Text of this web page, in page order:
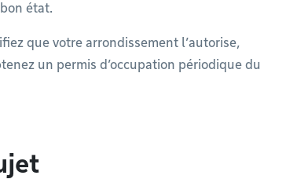
état.
que votre arrondissement l’autorise,
un permis d’occupation périodique du